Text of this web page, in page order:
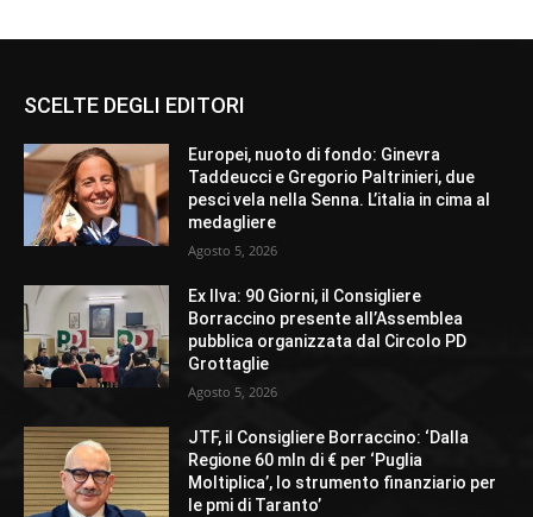
SCELTE DEGLI EDITORI
Europei, nuoto di fondo: Ginevra
Taddeucci e Gregorio Paltrinieri, due
pesci vela nella Senna. L’italia in cima al
medagliere
Agosto 5, 2026
Ex Ilva: 90 Giorni, il Consigliere
Borraccino presente all’Assemblea
pubblica organizzata dal Circolo PD
Grottaglie
Agosto 5, 2026
JTF, il Consigliere Borraccino: ‘Dalla
Regione 60 mln di € per ‘Puglia
Moltiplica’, lo strumento finanziario per
le pmi di Taranto’